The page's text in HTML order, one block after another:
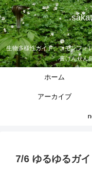
生物多様性ガイド、コモンフォ
書げんせん
ホーム
アーカイブ
7/6 ゆるゆるガ